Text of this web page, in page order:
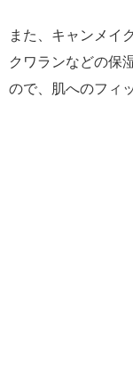
また、キャンメイ
クワランなどの保
ので、肌へのフィ